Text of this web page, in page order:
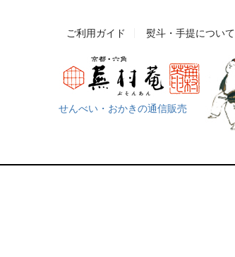
ご利用ガイド 熨斗・手提について
せんべい・おかきの通信販売